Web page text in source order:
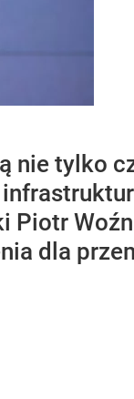
nie tylko
Piotr
dla